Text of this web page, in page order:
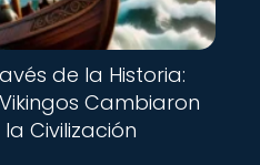
de la Historia:
Cambiaron
Civilización